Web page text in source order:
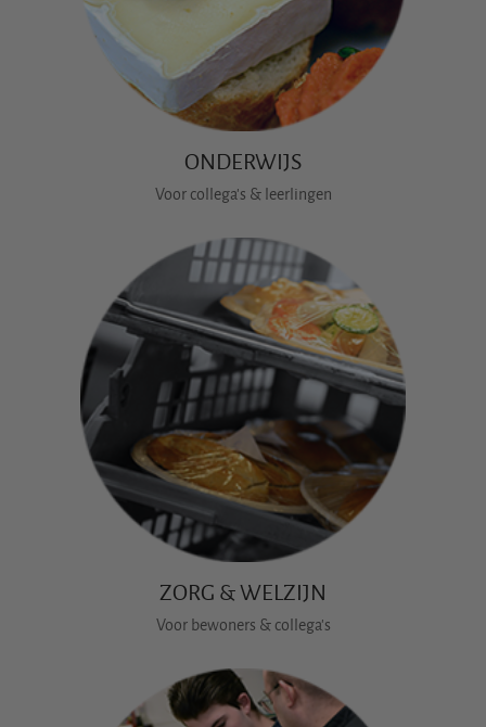
ONDERWIJS
Voor collega's & leerlingen
ZORG & WELZIJN
Voor bewoners & collega's